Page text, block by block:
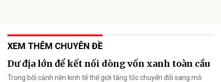
XEM THÊM CHUYÊN ĐỀ
Dư địa lớn để kết nối dòng vốn xanh toàn cầu
Trong bối cảnh nền kinh tế thế giới tăng tốc chuyển đổi sang mô